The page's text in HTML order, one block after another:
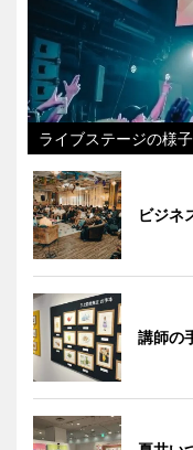
ライブステージの様
ビジネ
講師の